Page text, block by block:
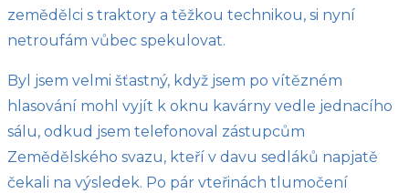
zemědělci s traktory a těžkou technikou, si nyní
netroufám vůbec spekulovat.
Byl jsem velmi šťastný, když jsem po vítězném
hlasování mohl vyjít k oknu kavárny vedle jednacího
sálu, odkud jsem telefonoval zástupcům
Zemědělského svazu, kteří v davu sedláků napjatě
čekali na výsledek. Po pár vteřinách tlumočení